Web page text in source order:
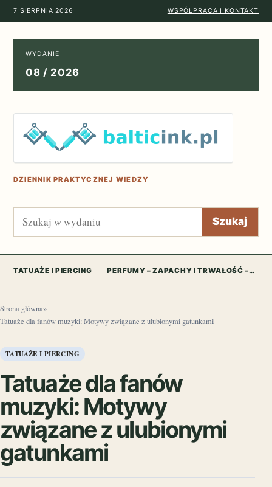
7 SIERPNIA 2026 WSPÓŁPRACA I KONTAKT
WYDANIE
08 / 2026
DZIENNIK PRAKTYCZNEJ WIEDZY
Szukaj Szukaj
TATUAŻE I PIERCING PERFUMY – ZAPACHY I TRWAŁOŚĆ –…
Strona główna»
Tatuaże dla fanów muzyki: Motywy związane z ulubionymi gatunkami
TATUAŻE I PIERCING
Tatuaże dla fanów
muzyki: Motywy
związane z ulubionymi
gatunkami